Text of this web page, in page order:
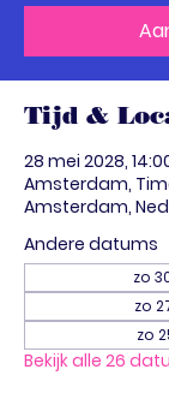
Tijd &
28 mei 2028,
Amsterdam,
Amsterdam,
Andere datums
zo
zo
zo
Bekijk alle 26